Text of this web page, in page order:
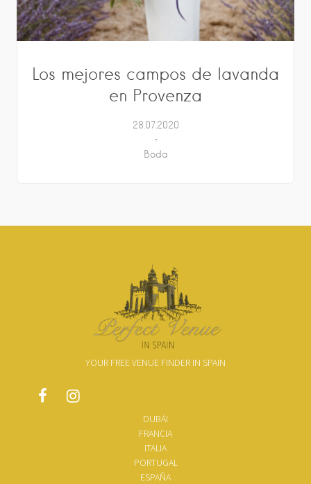
Los mejores campos de lavanda
en Provenza
28.07.2020
Boda
YOUR FREE VENUE FINDER IN SPAIN
DUBÁI
FRANCIA
ITALIA
PORTUGAL
ESPAÑA